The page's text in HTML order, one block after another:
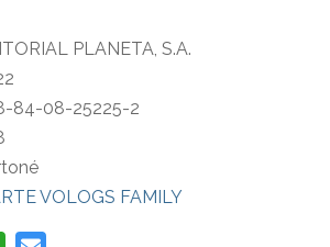
PLANETA, S.A.
84-08-25225-2
VOLOGS FAMILY